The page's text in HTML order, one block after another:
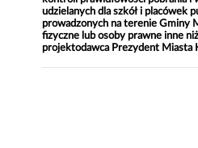
udzielanych dla szkół i placówek
prowadzonych na terenie Gminy
fizyczne lub osoby prawne inne
projektodawca Prezydent